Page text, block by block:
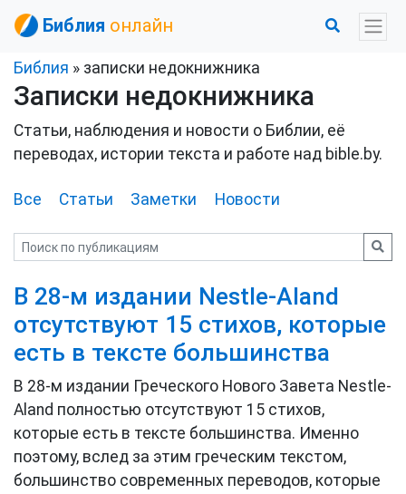
Библия онлайн
Библия » записки недокнижника
Записки недокнижника
Статьи, наблюдения и новости о Библии, её
переводах, истории текста и работе над bible.by.
Все Статьи Заметки Новости
В 28-м издании Nestle-Aland
отсутствуют 15 стихов, которые
есть в тексте большинства
В 28-м издании Греческого Нового Завета Nestle-
Aland полностью отсутствуют 15 стихов,
которые есть в тексте большинства. Именно
поэтому, вслед за этим греческим текстом,
большинство современных переводов, которые